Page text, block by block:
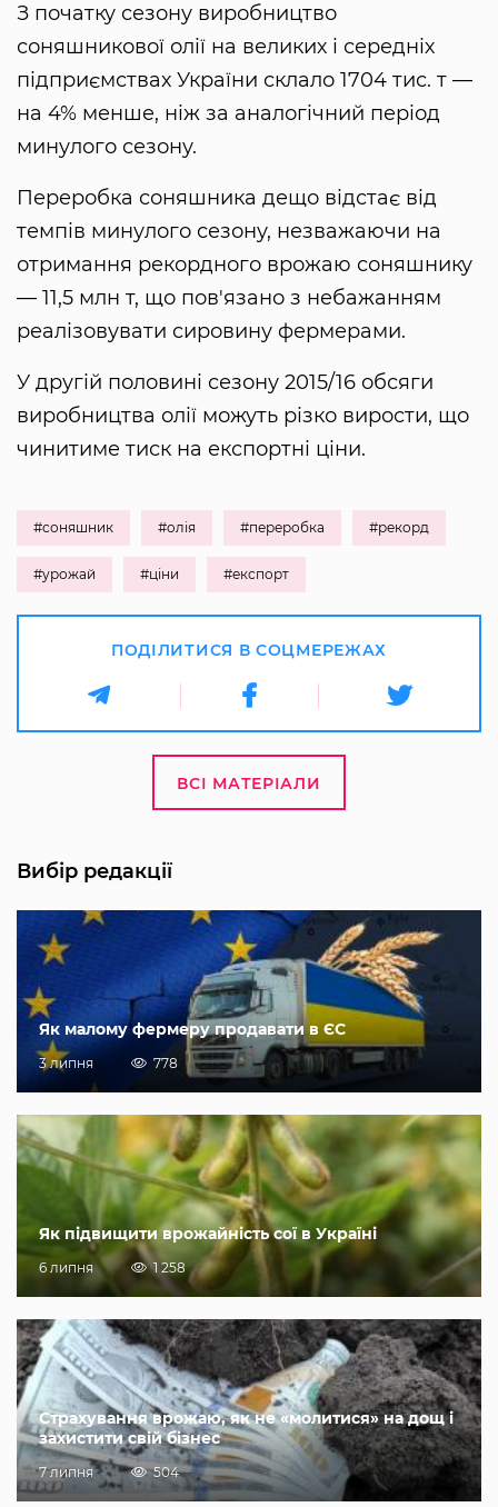
З початку сезону виробництво
соняшникової олії на великих і середніх
підприємствах України склало 1704 тис. т —
на 4% менше, ніж за аналогічний період
минулого сезону.
Переробка соняшника дещо відстає від
темпів минулого сезону, незважаючи на
отримання рекордного врожаю соняшнику
— 11,5 млн т, що пов'язано з небажанням
реалізовувати сировину фермерами.
У другій половині сезону 2015/16 обсяги
виробництва олії можуть різко вирости, що
чинитиме тиск на експортні ціни.
#соняшник #олія #переробка #рекорд
#урожай #ціни #експорт
ПОДІЛИТИСЯ В СОЦМЕРЕЖАХ
ВСІ МАТЕРІАЛИ
Вибір редакції
Як малому фермеру продавати в ЄС
3 липня 778
Як підвищити врожайність сої в Україні
6 липня 1 258
Страхування врожаю, як не «молитися» на дощ і
захистити свій бізнес
7 липня 504